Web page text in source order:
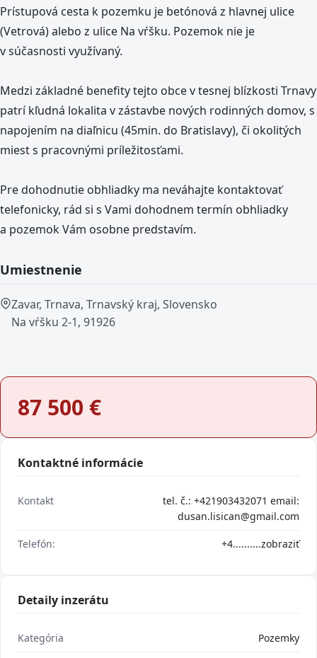
Prístupová cesta k pozemku je betónová z hlavnej ulice
(Vetrová) alebo z ulice Na vŕšku. Pozemok nie je
v súčasnosti využívaný.
Medzi základné benefity tejto obce v tesnej blízkosti Trnavy
patrí kľudná lokalita v zástavbe nových rodinných domov, s
napojením na diaľnicu (45min. do Bratislavy), či okolitých
miest s pracovnými príležitosťami.
Pre dohodnutie obhliadky ma neváhajte kontaktovať
telefonicky, rád si s Vami dohodnem termín obhliadky
a pozemok Vám osobne predstavím.
Umiestnenie
Zavar, Trnava, Trnavský kraj, Slovensko
Na vŕšku 2-1, 91926
87 500 €
Kontaktné informácie
Kontakt
tel. č.: +421903432071 email:
dusan.lisican@gmail.com
Telefón: +4..........zobraziť
Detaily inzerátu
Kategória Pozemky